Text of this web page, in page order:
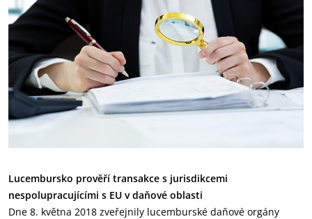
Lucembursko prověří transakce s jurisdikcemi
nespolupracujícími s EU v daňové oblasti
Dne 8. května 2018 zveřejnily lucemburské daňové orgány